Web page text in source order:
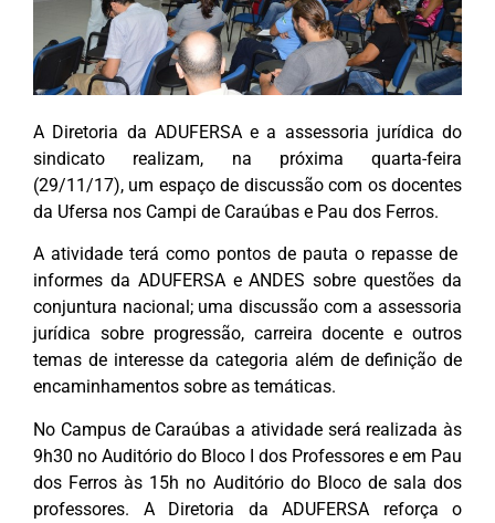
A Diretoria da ADUFERSA e a assessoria jurídica do
sindicato realizam, na próxima quarta-feira
(29/11/17), um espaço de discussão com os docentes
da Ufersa nos Campi de Caraúbas e Pau dos Ferros.
A atividade terá como pontos de pauta o repasse de
informes da ADUFERSA e ANDES sobre questões da
conjuntura nacional; uma discussão com a assessoria
jurídica sobre progressão, carreira docente e outros
temas de interesse da categoria além de definição de
encaminhamentos sobre as temáticas.
No Campus de Caraúbas a atividade será realizada às
9h30 no Auditório do Bloco I dos Professores e em Pau
dos Ferros às 15h no Auditório do Bloco de sala dos
professores. A Diretoria da ADUFERSA reforça o